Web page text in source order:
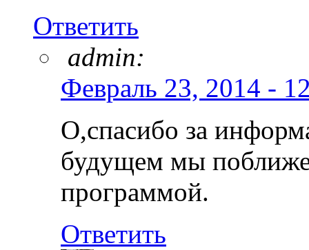
Ответить
admin:
Февраль 23, 2014 -
О,спасибо за
будущем мы
программой.
Ответить